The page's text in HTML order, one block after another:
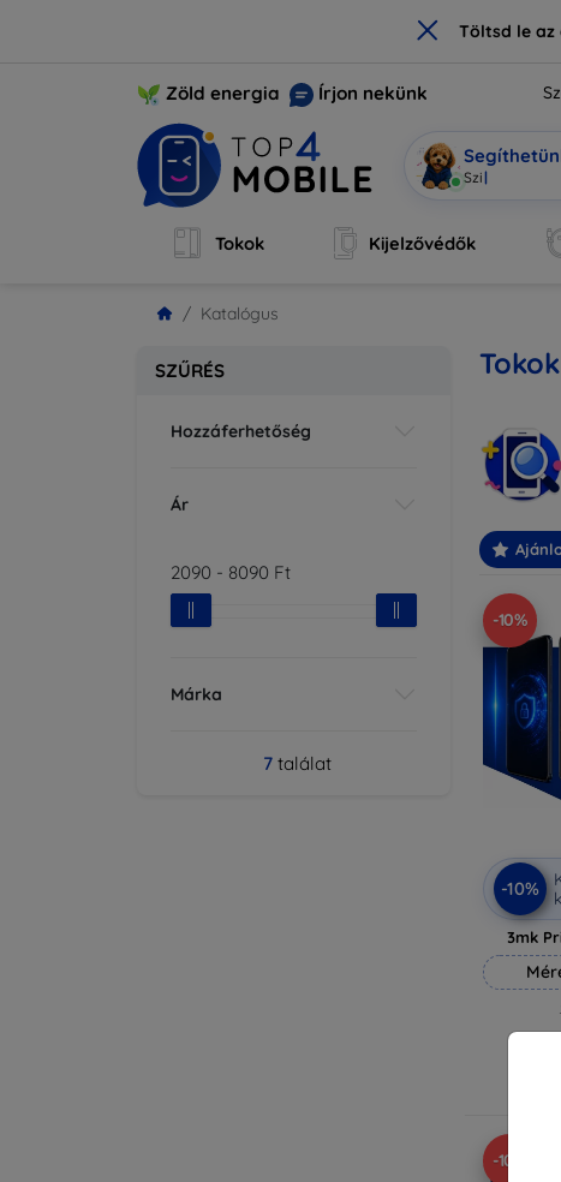
× Töltsd le
Zöld energia Írjon nekünk
Mobi v
Tokok Kijelzővédők
Katalógus
SZŰRÉS
Hozzáferhetőség
Ár
2090 - 8090 Ft
Márka
7találat
-10%
-10%
3mk
-10%